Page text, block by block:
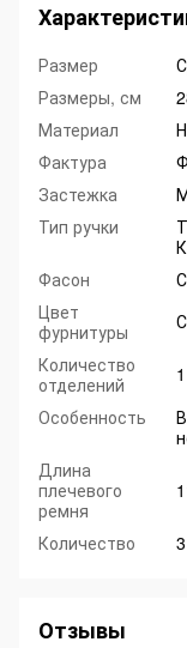
Размер
Размеры, см
Материал
Фактура
Застежка
Тип ручки
Фасон
Цвет
фурнитуры
Количество
отделений
1
Особенность
Длина
плечевого
ремня
Количество 3
Отзывы